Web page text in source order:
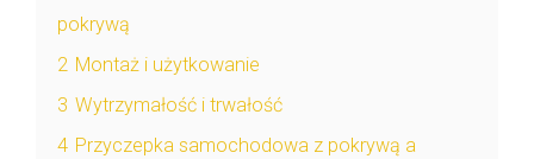
pokrywą
2 Montaż i użytkowanie
3 Wytrzymałość i trwałość
4 Przyczepka samochodowa z pokrywą a